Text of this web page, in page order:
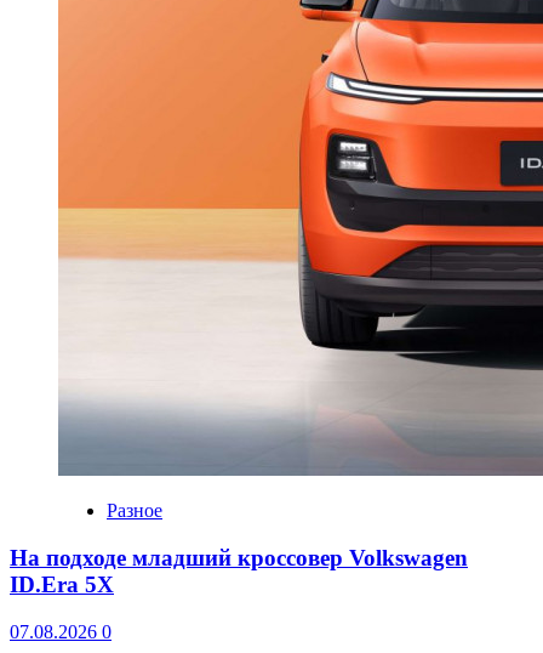
Разное
На подходе младший кроссовер Volkswagen
ID.Era 5X
07.08.2026 0